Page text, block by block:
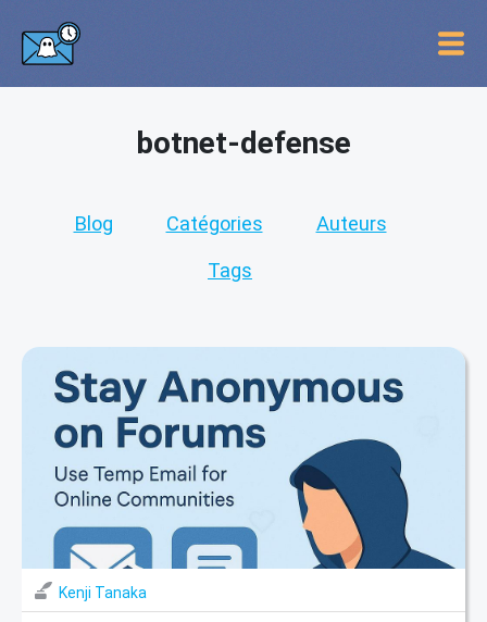
botnet-defense
Blog Catégories Auteurs
Tags
Kenji Tanaka